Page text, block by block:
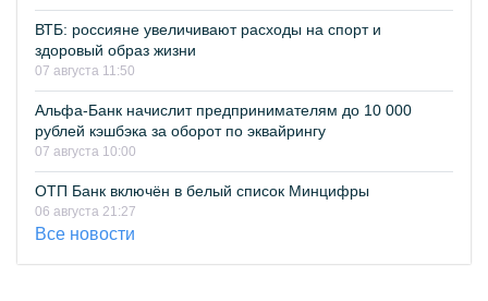
ВТБ: россияне увеличивают расходы на спорт и
здоровый образ жизни
07 августа 11:50
Альфа-Банк начислит предпринимателям до 10 000
рублей кэшбэка за оборот по эквайрингу
07 августа 10:00
ОТП Банк включён в белый список Минцифры
06 августа 21:27
Все новости